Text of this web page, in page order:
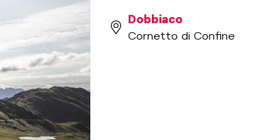
Dobbiaco
Cornetto di Confine